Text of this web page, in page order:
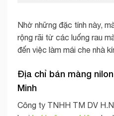
Nhờ những đặc tính này,
rộng rãi từ các luống rau
đến việc làm mái che nhà
Địa chỉ bán màng
Minh
Công ty TNHH TM DV